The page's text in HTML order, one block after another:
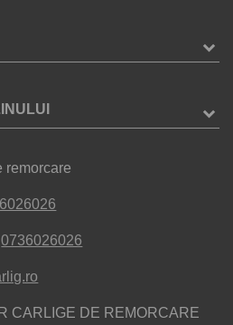
remorcare
0736026026
CARLIGE DE REMORCARE